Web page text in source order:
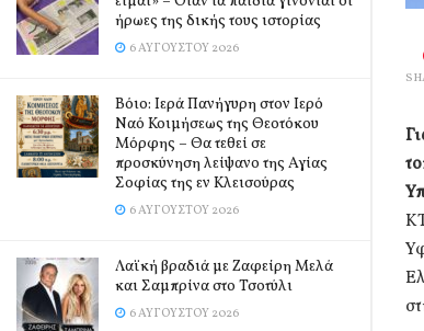
ήρωες της δικής τους ιστορίας
6 ΑΥΓΟΎΣΤΟΥ 2026
Βόιο: Ιερά Πανήγυρη στον Ιερό
Ναό Κοιμήσεως της Θεοτόκου
Μόρφης – Θα τεθεί σε
προσκύνηση λείψανο της Αγίας
Σοφίας της εν Κλεισούρας
6 ΑΥΓΟΎΣΤΟΥ 2026
Λαϊκή βραδιά με Ζαφείρη Μελά
και Σαμπρίνα στο Τσοτύλι
6 ΑΥΓΟΎΣΤΟΥ 2026